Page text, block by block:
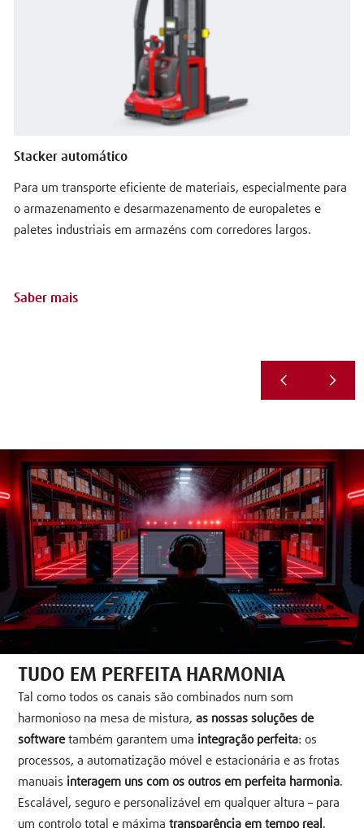
Stacker automático
Para um transporte eficiente de materiais, especialmente para
o armazenamento e desarmazenamento de europaletes e
paletes industriais em armazéns com corredores largos.
Saber mais
TUDO EM PERFEITA HARMONIA
Tal como todos os canais são combinados num som
harmonioso na mesa de mistura,as nossas soluções de
softwaretambém garantem uma integração perfeita: os
processos, a automatização móvel e estacionária e as frotas
manuais interagem uns com os outros em perfeita harmonia.
Escalável, seguro e personalizável em qualquer altura – para
um controlo total e máximatransparência em tempo real .